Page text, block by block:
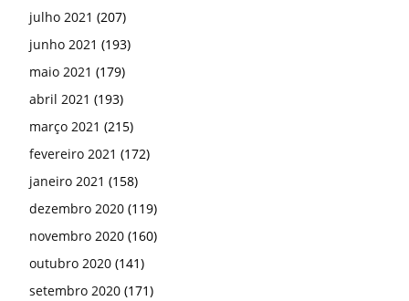
julho 2021 (207)
junho 2021 (193)
maio 2021 (179)
abril 2021 (193)
março 2021 (215)
fevereiro 2021 (172)
janeiro 2021 (158)
dezembro 2020 (119)
novembro 2020 (160)
outubro 2020 (141)
setembro 2020 (171)